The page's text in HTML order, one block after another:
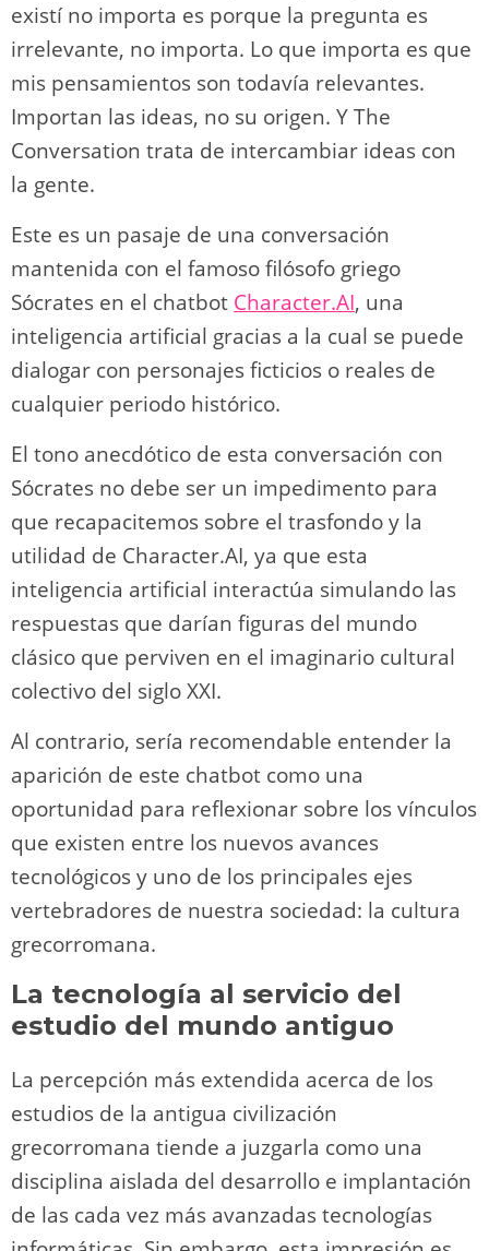
existí no importa es porque la pregunta es
irrelevante, no importa. Lo que importa es que
mis pensamientos son todavía relevantes.
Importan las ideas, no su origen. Y The
Conversation trata de intercambiar ideas con
la gente.
Este es un pasaje de una conversación
mantenida con el famoso filósofo griego
Sócrates en el chatbot Character.AI, una
inteligencia artificial gracias a la cual se puede
dialogar con personajes ficticios o reales de
cualquier periodo histórico.
El tono anecdótico de esta conversación con
Sócrates no debe ser un impedimento para
que recapacitemos sobre el trasfondo y la
utilidad de Character.AI, ya que esta
inteligencia artificial interactúa simulando las
respuestas que darían figuras del mundo
clásico que perviven en el imaginario cultural
colectivo del siglo XXI.
Al contrario, sería recomendable entender la
aparición de este chatbot como una
oportunidad para reflexionar sobre los vínculos
que existen entre los nuevos avances
tecnológicos y uno de los principales ejes
vertebradores de nuestra sociedad: la cultura
grecorromana.
La tecnología al servicio del
estudio del mundo antiguo
La percepción más extendida acerca de los
estudios de la antigua civilización
grecorromana tiende a juzgarla como una
disciplina aislada del desarrollo e implantación
de las cada vez más avanzadas tecnologías